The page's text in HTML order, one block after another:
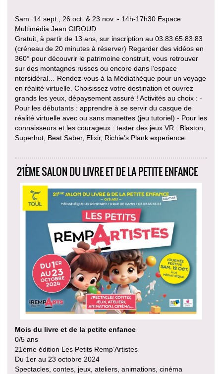
Sam. 14 sept., 26 oct. & 23 nov. - 14h-17h30 Espace
Multimédia Jean GIROUD
Gratuit, à partir de 13 ans, sur inscription au 03.83.65.83.83
(créneau de 20 minutes à réserver) Regarder des vidéos en
360° pour découvrir le patrimoine construit, vous retrouver
sur des montagnes russes ou encore dans l’espace
ntersidéral… Rendez-vous à la Médiathèque pour un voyage
en réalité virtuelle. Choisissez votre destination et ouvrez
grands les yeux, dépaysement assuré ! Activités au choix : -
Pour les débutants : apprendre à se servir du casque de
réalité virtuelle avec ou sans manettes (jeu tutoriel) - Pour les
connaisseurs et les courageux : tester des jeux VR : Blaston,
Superhot, Beat Saber, Elixir, Richie’s Plank experience.
21ÈME SALON DU LIVRE ET DE LA PETITE ENFANCE
Mois du livre et de la petite enfance
0/5 ans
21ème édition Les Petits Remp’Artistes
Du 1er au 23 octobre 2024
Spectacles, contes, jeux, ateliers, animations, cinéma